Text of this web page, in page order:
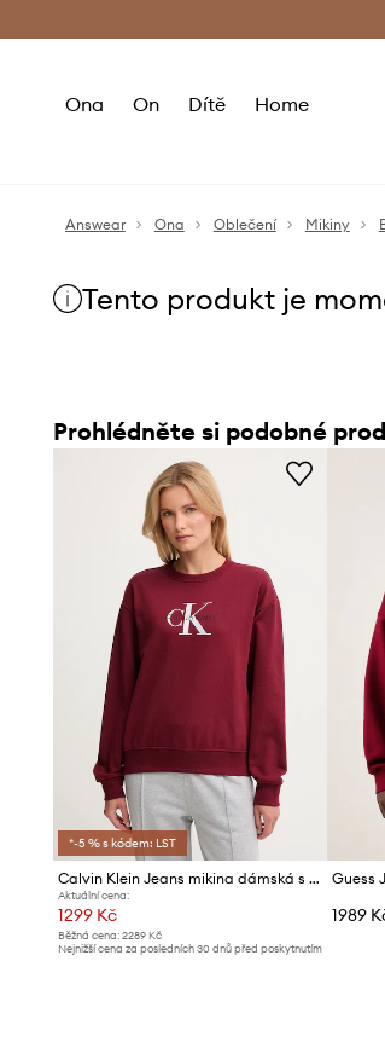
Ona On Dítě Home
Answear Ona Oblečení Mikiny
Tento produkt je
Prohlédněte si podobné
*-5 % s kódem: LST
Calvin Klein Jeans mikina dámská s bavlnou
Aktuální cena:
1299 Kč
Běžná cena: 2289 Kč
Nejnižší cena za posledních 30 dnů před poskytnutím
1989